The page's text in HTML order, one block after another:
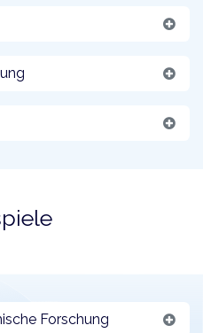
Forschung